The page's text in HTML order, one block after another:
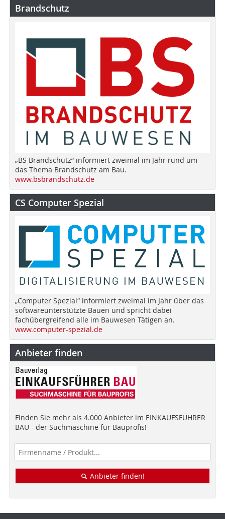
Brandschutz
„BS Brandschutz“ informiert zweimal im Jahr rund um
das Thema Brandschutz am Bau.
www.bsbrandschutz.de
CS Computer Spezial
„Computer Spezial“ informiert zweimal im Jahr über das
softwareunterstützte Bauen und spricht dabei
fachübergreifend alle im Bauwesen Tätigen an.
www.computer-spezial.de
Anbieter finden
Finden Sie mehr als 4.000 Anbieter im EINKAUFSFÜHRER
BAU - der Suchmaschine für Bauprofis!
Anbieter finden!